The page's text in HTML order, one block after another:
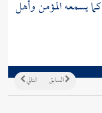
يسمعه المؤمن وأهل
التالي السابق